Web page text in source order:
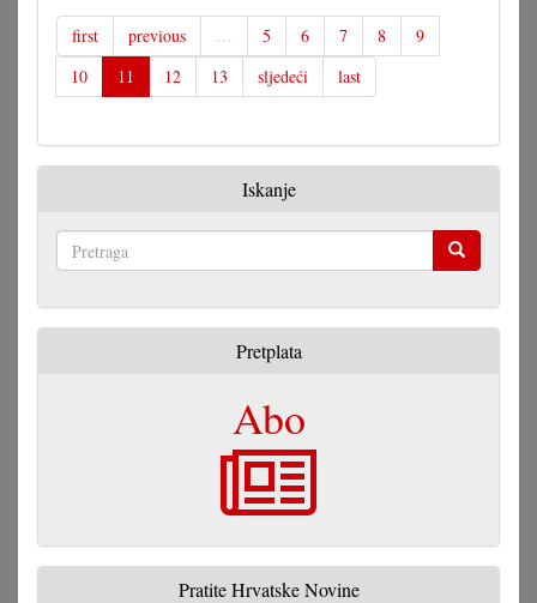
u
kompostu
first previous … 5 6 7 8
9
10
11 12 13 sljedeći last
Iskanje
Pretplata
Abo
Pratite Hrvatske Novine